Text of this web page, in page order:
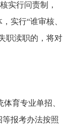
实行问责制，
，实行“谁审核、
职渎职的，将对
育专业单招、
报考办法按照